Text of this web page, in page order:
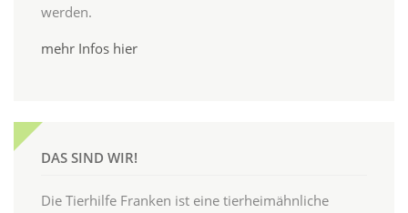
werden.
mehr Infos hier
DAS SIND WIR!
Die Tierhilfe Franken ist eine tierheimähnliche